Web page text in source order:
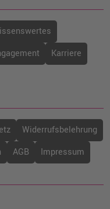
Karriere
Widerrufsbelehrung
AGB Impressum